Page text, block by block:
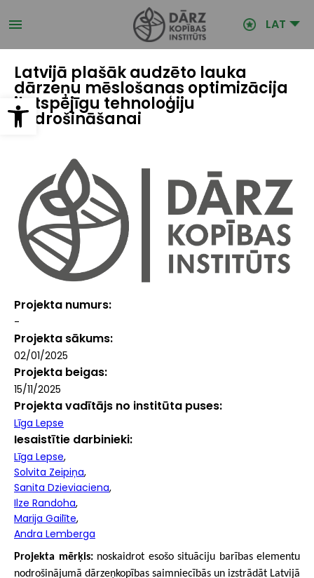
Open toolbar
uz
galveno LAT
Latvijā plašāk audzēto lauka
dārzeņu mēslošanas optimizācija
ilgtspējīgu tehnoloģiju
nodrošināšanai
Projekta numurs
-
Projekta sākums
02/01/2025
Projekta beigas
15/11/2025
Projekta vadītājs no institūta puses
Līga Lepse
Iesaistītie darbinieki
Līga Lepse
Solvita Zeipiņa
Sanita Dzieviaciena
Ilze Randoha
Marija Gailīte
Andra Lemberga
Projekta mērķis: noskaidrot esošo situāciju barības elementu
nodrošinājumā dārzeņkopības saimniecībās un izstrādāt Latvijā